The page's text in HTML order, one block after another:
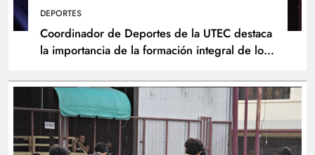
DEPORTES
Coordinador de Deportes de la UTEC destaca
la importancia de la formación integral de los